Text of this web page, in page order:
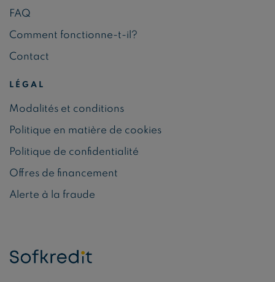
FAQ
Comment fonctionne-t-il?
Contact
LÉGAL
Modalités et conditions
Politique en matière de cookies
Politique de confidentialité
Offres de financement
Alerte à la fraude